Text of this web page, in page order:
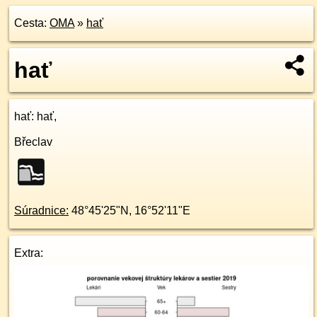
Cesta: OMA» hať
hať
hať: hať,
Břeclav
Súradnice: 48°45'25"N , 16°52'11"E
Extra: